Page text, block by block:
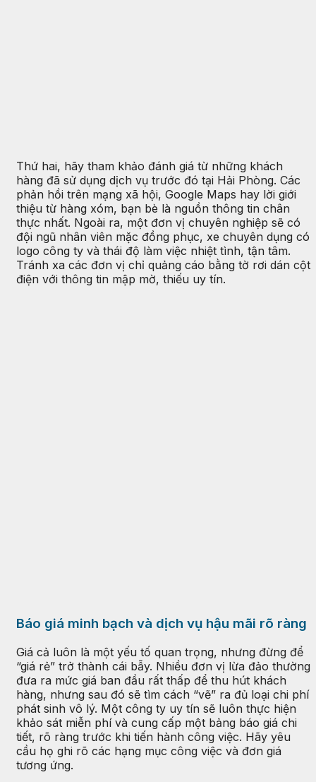
Thứ hai, hãy tham khảo đánh giá từ những khách
hàng đã sử dụng dịch vụ trước đó tại Hải Phòng. Các
phản hồi trên mạng xã hội, Google Maps hay lời giới
thiệu từ hàng xóm, bạn bè là nguồn thông tin chân
thực nhất. Ngoài ra, một đơn vị chuyên nghiệp sẽ có
đội ngũ nhân viên mặc đồng phục, xe chuyên dụng có
logo công ty và thái độ làm việc nhiệt tình, tận tâm.
Tránh xa các đơn vị chỉ quảng cáo bằng tờ rơi dán cột
điện với thông tin mập mờ, thiếu uy tín.
Báo giá minh bạch và dịch vụ hậu mãi rõ ràng
Giá cả luôn là một yếu tố quan trọng, nhưng đừng để
“giá rẻ” trở thành cái bẫy. Nhiều đơn vị lừa đảo thường
đưa ra mức giá ban đầu rất thấp để thu hút khách
hàng, nhưng sau đó sẽ tìm cách “vẽ” ra đủ loại chi phí
phát sinh vô lý. Một công ty uy tín sẽ luôn thực hiện
khảo sát miễn phí và cung cấp một bảng báo giá chi
tiết, rõ ràng trước khi tiến hành công việc. Hãy yêu
cầu họ ghi rõ các hạng mục công việc và đơn giá
tương ứng.